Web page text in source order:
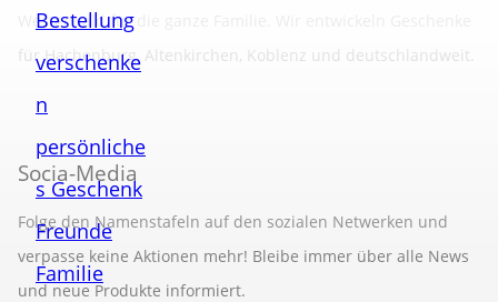
Westerwald für die ganze Familie. Wir entwickeln Geschenke
für Hachenburg, Altenkirchen, Koblenz und deutschlandweit.
Socia-Media
Folge den Namenstafeln auf den sozialen Netwerken und
verpasse keine Aktionen mehr! Bleibe immer über alle News
und neue Produkte informiert.